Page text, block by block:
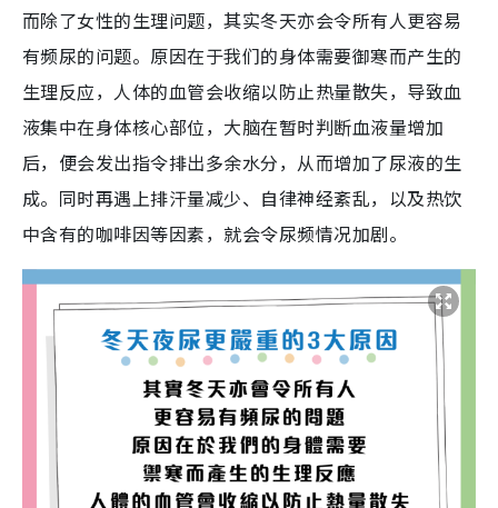
而除了女性的生理问题，其实冬天亦会令所有人更容易
有频尿的问题。原因在于我们的身体需要御寒而产生的
生理反应，人体的血管会收缩以防止热量散失，导致血
液集中在身体核心部位，大脑在暂时判断血液量增加
后，便会发出指令排出多余水分，从而增加了尿液的生
成。同时再遇上排汗量减少、自律神经紊乱，以及热饮
中含有的咖啡因等因素，就会令尿频情况加剧。